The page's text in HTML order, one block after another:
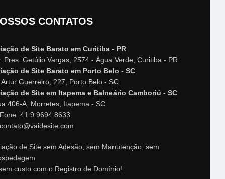
CONTATOS
de Site Barato em Curitiba - PR
Pres. Getúlio Vargas, 2574 - Água Verde, Curitiba - PR
de Site Barato em Porto Belo - SC
Artur Guerreiro, 227, Porto Belo - SC
de Site em Itapema e Balneário Camboriú - SC
406-A, Morretes, Itapema - SC
Fone: 41 9 9694 8633
contato@vaidesite.com
de Site sem Adesão, sem Manutenção, sem
custo com o Registro de Domínio!